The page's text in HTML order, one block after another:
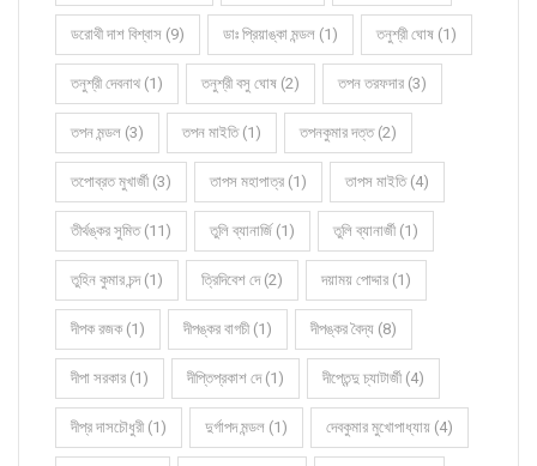
ডরোথী দাশ বিশ্বাস (9) ডাঃ প্রিয়াঙ্কা মন্ডল (1) তনুশ্রী ঘোষ (1)
তনুশ্রী দেবনাথ (1) তনুশ্রী বসু ঘোষ (2) তপন তরফদার (3)
তপন মন্ডল (3) তপন মাইতি (1) তপনকুমার দত্ত (2)
তপোব্রত মুখার্জী (3) তাপস মহাপাত্র (1) তাপস মাইতি (4)
তীর্থঙ্কর সুমিত (11) তুলি ব্যানার্জি (1) তুলি ব্যানার্জী (1)
তুহিন কুমার চন্দ (1) ত্রিদিবেশ দে (2) দয়াময় পোদ্দার (1)
দীপক রজক (1) দীপঙ্কর বাগচী (1) দীপঙ্কর বৈদ্য (8)
দীপা সরকার (1) দীপ্তিপ্রকাশ দে (1) দীপ্তেন্দু চ্যাটার্জী (4)
দীপ্র দাসচৌধুরী (1) দুর্গাপদ মন্ডল (1) দেবকুমার মুখোপাধ্যায় (4)